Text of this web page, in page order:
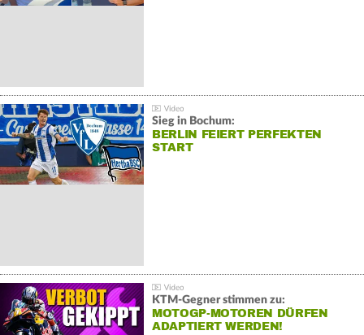
Sieg in Bochum:
BERLIN FEIERT PERFEKTEN
START
KTM-Gegner stimmen zu:
MOTOGP-MOTOREN DÜRFEN
ADAPTIERT WERDEN!